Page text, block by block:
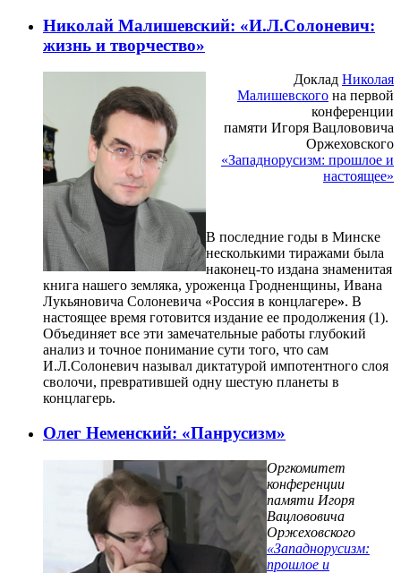
Николай Малишевский: «И.Л.Солоневич:
жизнь и творчество»
Доклад Николая
Малишевского на первой
конференции
памяти Игоря Вацлововича
Оржеховского
«Западнорусизм: прошлое и
настоящее»
В последние годы в Минске
несколькими тиражами была
наконец-то издана знаменитая
книга нашего земляка, уроженца Гродненщины, Ивана
Лукьяновича Солоневича «Россия в концлагере». В
настоящее время готовится издание ее продолжения (1).
Объединяет все эти замечательные работы глубокий
анализ и точное понимание сути того, что сам
И.Л.Солоневич называл диктатурой импотентного слоя
сволочи, превратившей одну шестую планеты в
концлагерь.
Олег Неменский: «Панрусизм»
Оргкомитет
конференции
памяти Игоря
Вацлововича
Оржеховского
«Западнорусизм:
прошлое и